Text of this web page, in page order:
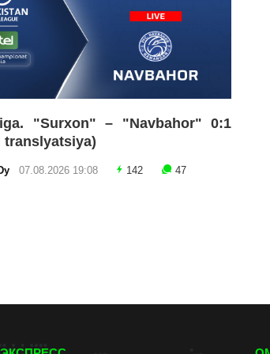
"Surxon" – "Navbahor" 0:1
translyatsiya)
07.08.2026 19:08 142 47